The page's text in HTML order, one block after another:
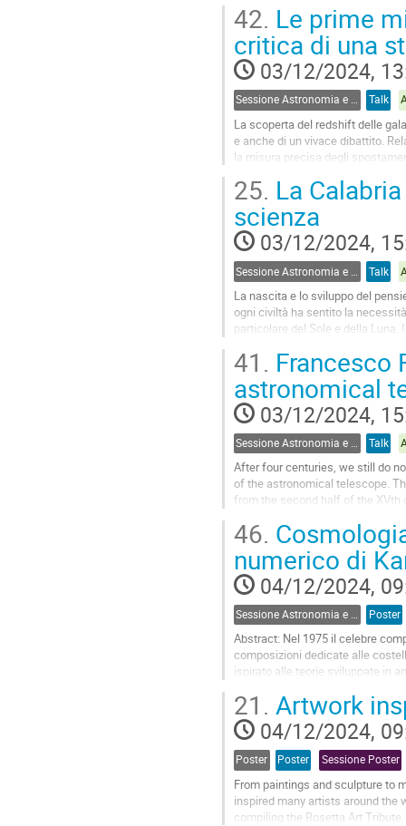
Go
to
contribution
page
42. Le prime
critica di una
03/12/2024,
Sessione Astronomia e Storia Talk
La scoperta del redshift delle
e anche di un vivace dibattito.
la misura precisa degli
Go
to
contribution
page
25. La
scienza
03/12/2024,
Talk
La nascita e lo sviluppo del
ogni civiltà ha sentito la
particolare del Sole e della
Go
to
contribution
page
41. Francesco
astronomical
03/12/2024,
Talk
After four centuries, we still do
of the astronomical telescope.
from the second half of the
Go
to
contribution
page
46.
numerico di
04/12/2024,
Sessione Astronomia e Arte Poster
Abstract: Nel 1975 il celebre
composizioni dedicate alle
ispirato alle teorie sviluppate in
Go
to
contribution
page
21. Artwork
04/12/2024,
Poster Poster Sessione Poster
From paintings and sculpture to
inspired many artists around the
compiling the Rosetta Art